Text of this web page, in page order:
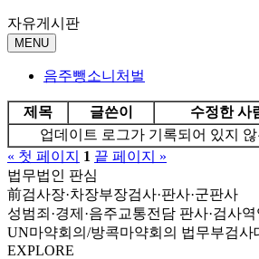
자유게시판
MENU
음주뺑소니처벌
제목 글쓴이 수정한 사
업데이트 로그가 기록되어 있지
« 첫 페이지
1 끝 페이지 »
법무법인 판심
前검사장·차장부장검사·판사·군판사
성범죄·경제·음주교통전담 판사·검사역
UN마약회의/방콕마약회의 법무부검사
EXPLORE